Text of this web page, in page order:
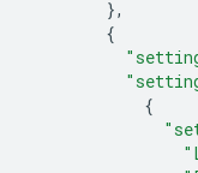
},
{
{